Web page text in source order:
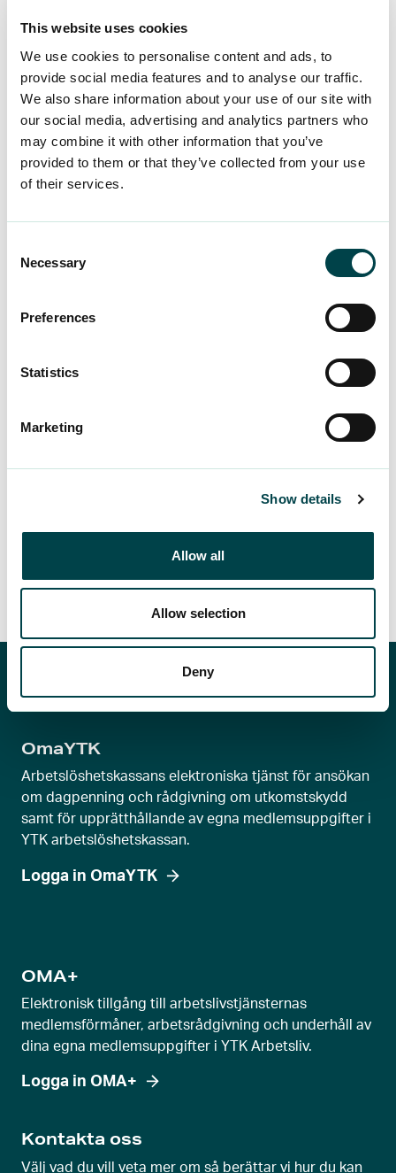
This website uses cookies
We use cookies to personalise content and ads, to
provide social media features and to analyse our traffic.
We also share information about your use of our site with
our social media, advertising and analytics partners who
may combine it with other information that you’ve
provided to them or that they’ve collected from your use
of their services.
Selection
Necessary
Preferences
Statistics
Marketing
Show details
Allow all
Allow selection
Deny
moderskaps
-, faderskaps-
på grund av produktionsorsaker eller
ekonomiska orsaker. Uppsägning är endast
möjlig om företagets verksamhet upphör helt
och hållet. Om det finns grund för uppsägning av
produktionsorsaker eller ekonomiska orsaker,
kan uppsägningsanmälan lämnas till den som är
den uppsägningstid som börjar när
Upphörde ditt anställningsförhållande oväntat
betalats korrekt? Om du stöter på knepiga
OmaYTK
Arbetslöshetskassans elektroniska tjänst för ansökan
om dagpenning och rådgivning om utkomstskydd
samt för upprätthållande av egna medlemsuppgifter i
YTK arbetslöshetskassan.
Logga in OmaYTK
OMA+
Elektronisk tillgång till arbetslivstjänsternas
medlemsförmåner, arbetsrådgivning och underhåll av
dina egna medlemsuppgifter i YTK Arbetsliv.
Logga in OMA+
Kontakta oss
Välj vad du vill veta mer om så berättar vi hur du kan